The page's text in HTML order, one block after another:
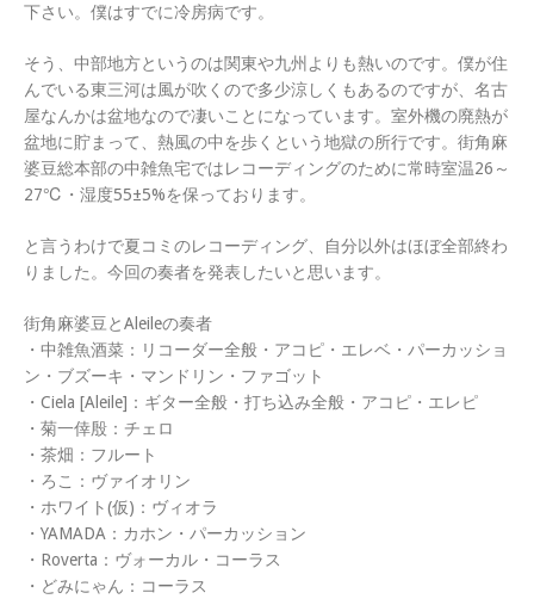
下さい。僕はすでに冷房病です。
そう、中部地方というのは関東や九州よりも熱いのです。僕が住
んでいる東三河は風が吹くので多少涼しくもあるのですが、名古
屋なんかは盆地なので凄いことになっています。室外機の廃熱が
盆地に貯まって、熱風の中を歩くという地獄の所行です。街角麻
婆豆総本部の中雑魚宅ではレコーディングのために常時室温26～
27℃・湿度55±5%を保っております。
と言うわけで夏コミのレコーディング、自分以外はほぼ全部終わ
りました。今回の奏者を発表したいと思います。
街角麻婆豆とAleileの奏者
・中雑魚酒菜：リコーダー全般・アコピ・エレベ・パーカッショ
ン・ブズーキ・マンドリン・ファゴット
・Ciela [Aleile]：ギター全般・打ち込み全般・アコピ・エレピ
・菊一倖殷：チェロ
・茶畑：フルート
・ろこ：ヴァイオリン
・ホワイト(仮)：ヴィオラ
・YAMADA：カホン・パーカッション
・Roverta：ヴォーカル・コーラス
・どみにゃん：コーラス